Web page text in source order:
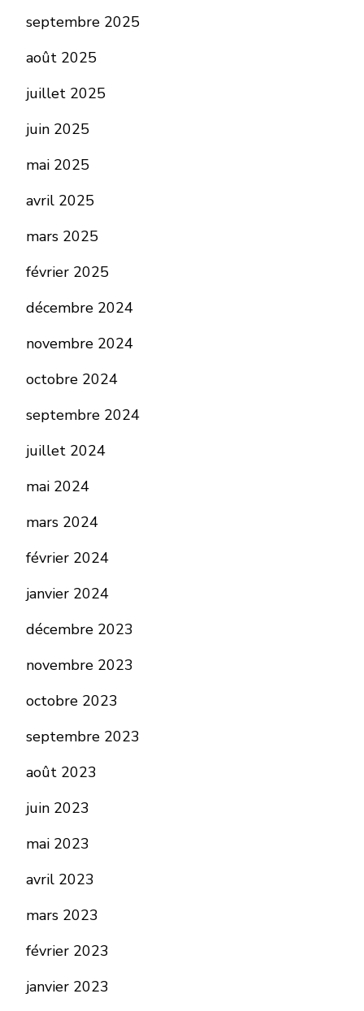
septembre 2025
août 2025
juillet 2025
juin 2025
mai 2025
avril 2025
mars 2025
février 2025
décembre 2024
novembre 2024
octobre 2024
septembre 2024
juillet 2024
mai 2024
mars 2024
février 2024
janvier 2024
décembre 2023
novembre 2023
octobre 2023
septembre 2023
août 2023
juin 2023
mai 2023
avril 2023
mars 2023
février 2023
janvier 2023